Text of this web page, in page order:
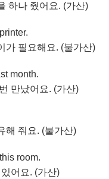
하나 줬어요. (가산)
가 필요해요. (불가산)
month.
만났어요. (가산)
해 줘요. (불가산)
room.
어요. (가산)